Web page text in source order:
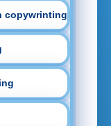
copywrinting